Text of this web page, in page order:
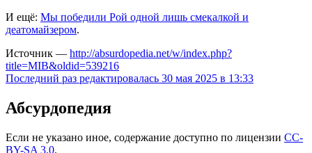
И ещё: Мы победили Рой одной лишь смекалкой и
деатомайзером.
Источник — http://absurdopedia.net/w/index.php?
title=MIB&oldid=539216
Последний раз редактировалась 30 мая 2025 в 13:33
Абсурдопедия
Если не указано иное, содержание доступно по лицензии CC-
BY-SA 3.0.